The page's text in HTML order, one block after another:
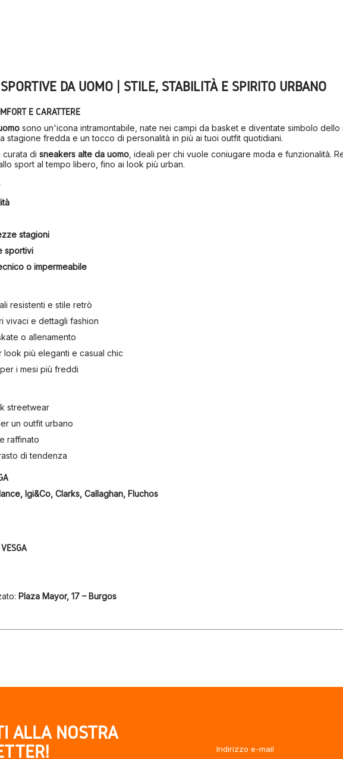
DA UOMO | STILE, STABILITÀ E SPIRITO URBANO
E CARATTERE
sono un'icona intramontabile, nate nei campi da basket e diventate simbolo
stagione fredda e un tocco di personalità in più ai tuoi outfit quotidiani.
curata di sneakers alte da uomo, ideali per chi vuole coniugare moda e funzionalità.
sport al tempo libero, fino ai look più urban.
stagioni
sportivi
o impermeabile
resistenti e stile retrò
vivaci e dettagli fashion
o allenamento
look più eleganti e casual chic
i mesi più freddi
streetwear
un outfit urbano
raffinato
di tendenza
Igi&Co, Clarks, Callaghan, Fluchos
Plaza Mayor, 17 – Burgos
ALLA NOSTRA